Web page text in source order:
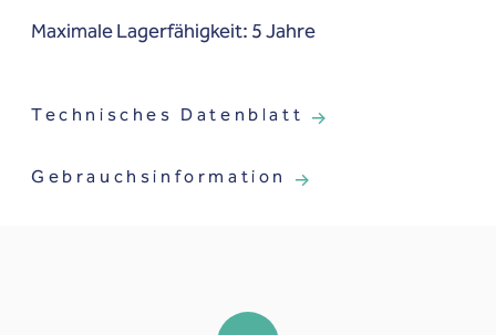
Maximale Lagerfähigkeit: 5 Jahre
Technisches Datenblatt
Gebrauchsinformation